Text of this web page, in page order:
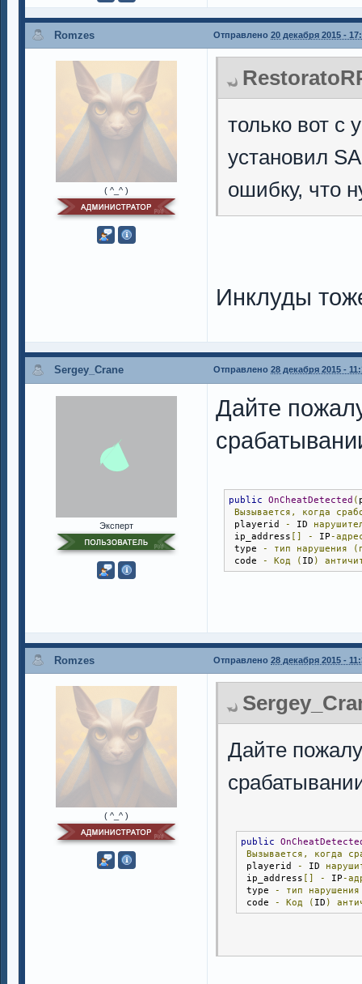
Romzes Отправлено 20 декабря 2015 -
( ^_^ )
только вот с
установил
ошибку, что
Инклуды
Sergey_Crane Отправлено 28 декабря 2015 -
Эксперт
Дайте
public OnCheatDetected (
Вызывается,
когда
playerid - ID
ip_address [] - IP-
type - тип нарушения
code - Код ( ID )
Romzes Отправлено 28 декабря 2015 -
( ^_^ )
Дайте
public
Вызывается,
когда
playerid - ID
ip_address
- IP-
type - тип
нарушения
code - Код ( ID )